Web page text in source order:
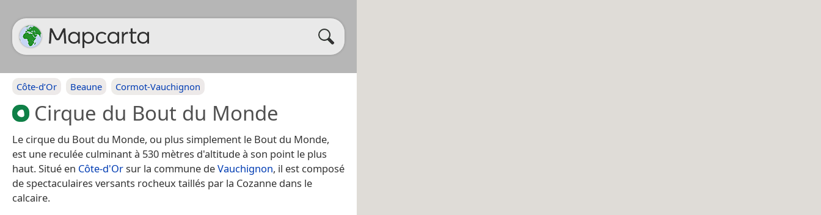
Côte-d’Or Beaune Cormot-Vauchignon
Cirque du Bout du Monde
Le cirque du Bout du Monde, ou plus simplement le Bout du Monde,
est une reculée culminant à 530 mètres d'altitude à son point le plus
haut. Situé en Côte-d'Orsur la commune deVauchignon, il est composé
de spectaculaires versants rocheux taillés par la Cozanne dans le
calcaire.